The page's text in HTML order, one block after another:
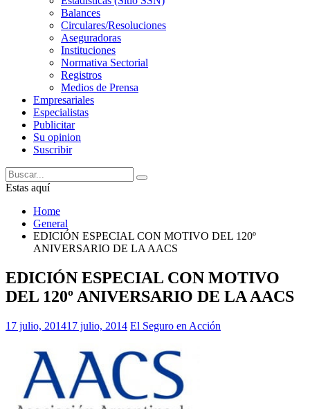
Balances
Circulares/Resoluciones
Aseguradoras
Instituciones
Normativa Sectorial
Registros
Medios de Prensa
Empresariales
Especialistas
Publicitar
Su opinion
Suscribir
Estas aquí
Home
General
EDICIÓN ESPECIAL CON MOTIVO DEL 120º
ANIVERSARIO DE LA AACS
EDICIÓN ESPECIAL CON MOTIVO
DEL 120º ANIVERSARIO DE LA AACS
17 julio, 201417 julio, 2014 El Seguro en Acción